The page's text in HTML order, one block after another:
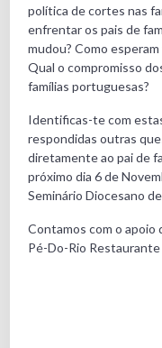
política de cortes nas
enfrentar os pais de
mudou? Como
Qual o compromisso
famílias portuguesas?
Identificas-te com
respondidas outras
diretamente ao pai de
próximo dia 6 de
Seminário Diocesano
Contamos com o apoio
Pé-Do-Rio